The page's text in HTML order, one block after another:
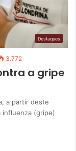
Destaques
3.772
a gripe
a partir deste
influenza (gripe)